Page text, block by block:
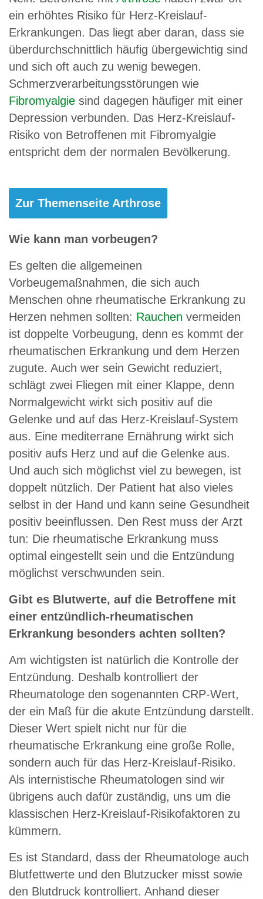
ein erhöhtes Risiko für Herz-Kreislauf-
Erkrankungen. Das liegt aber daran, dass sie
überdurchschnittlich häufig übergewichtig sind
und sich oft auch zu wenig bewegen.
Schmerzverarbeitungsstörungen wie
Fibromyalgie sind dagegen häufiger mit einer
Depression verbunden. Das Herz-Kreislauf-
Risiko von Betroffenen mit Fibromyalgie
entspricht dem der normalen Bevölkerung.
Zur Themenseite Arthrose
Wie kann man vorbeugen?
Es gelten die allgemeinen
Vorbeugemaßnahmen, die sich auch
Menschen ohne rheumatische Erkrankung zu
Herzen nehmen sollten: Rauchen vermeiden
ist doppelte Vorbeugung, denn es kommt der
rheumatischen Erkrankung und dem Herzen
zugute. Auch wer sein Gewicht reduziert,
schlägt zwei Fliegen mit einer Klappe, denn
Normalgewicht wirkt sich positiv auf die
Gelenke und auf das Herz-Kreislauf-System
aus. Eine mediterrane Ernährung wirkt sich
positiv aufs Herz und auf die Gelenke aus.
Und auch sich möglichst viel zu bewegen, ist
doppelt nützlich. Der Patient hat also vieles
selbst in der Hand und kann seine Gesundheit
positiv beeinflussen. Den Rest muss der Arzt
tun: Die rheumatische Erkrankung muss
optimal eingestellt sein und die Entzündung
möglichst verschwunden sein.
Gibt es Blutwerte, auf die Betroffene mit
einer entzündlich-rheumatischen
Erkrankung besonders achten sollten?
Am wichtigsten ist natürlich die Kontrolle der
Entzündung. Deshalb kontrolliert der
Rheumatologe den sogenannten CRP-Wert,
der ein Maß für die akute Entzündung darstellt.
Dieser Wert spielt nicht nur für die
rheumatische Erkrankung eine große Rolle,
sondern auch für das Herz-Kreislauf-Risiko.
Als internistische Rheumatologen sind wir
übrigens auch dafür zuständig, uns um die
klassischen Herz-Kreislauf-Risikofaktoren zu
kümmern.
Es ist Standard, dass der Rheumatologe auch
Blutfettwerte und den Blutzucker misst sowie
den Blutdruck kontrolliert. Anhand dieser